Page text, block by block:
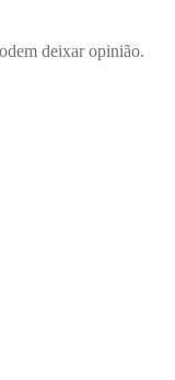
deixar opinião.